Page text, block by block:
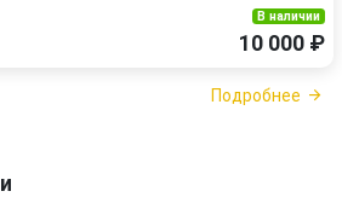
В наличии
10 000 ₽
Подробнее